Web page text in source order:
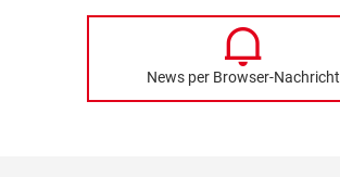
News per Browser-Nachricht